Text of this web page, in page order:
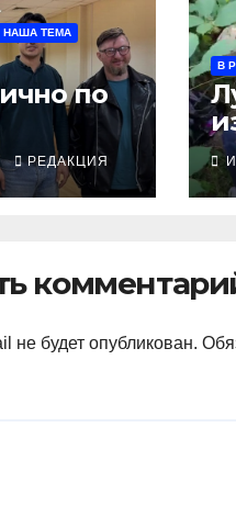
НАША ТЕМА
по
РЕДАКЦИЯ
В
не будет опубликован.